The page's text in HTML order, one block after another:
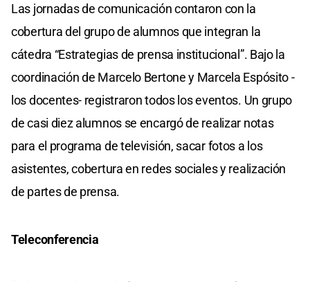
Las jornadas de comunicación contaron con la
cobertura del grupo de alumnos que integran la
cátedra “Estrategias de prensa institucional”. Bajo la
coordinación de Marcelo Bertone y Marcela Espósito -
los docentes- registraron todos los eventos. Un grupo
de casi diez alumnos se encargó de realizar notas
para el programa de televisión, sacar fotos a los
asistentes, cobertura en redes sociales y realización
de partes de prensa.
Teleconferencia